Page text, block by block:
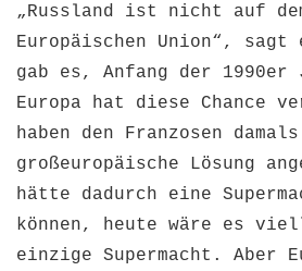
„Russland ist nicht auf
Europäischen Union“, sagt
gab es, Anfang der 1990er
Europa hat diese Chance
haben den Franzosen
großeuropäische Lösung
hätte dadurch eine
können, heute wäre es
einzige Supermacht. Aber